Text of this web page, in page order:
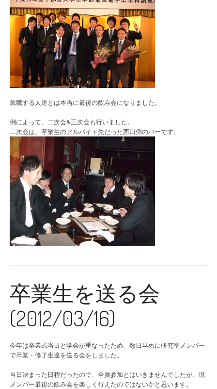
就職する人達とは本当に最後の飲み会になりました。
例によって、二次会&三次会も行いました。
二次会は、卒業生のアルバイト先だった西口側のバーです。
卒業生を送る会
(2012/03/16)
今年は卒業式当日と学会が重なったため、数日早めに研究室メンバー
で卒業・修了生達を送る会をしました。
当日決まった日程だったので、全員参加とはいきませんでしたが、現
メンバー最後の飲み会を楽しく行えたのではないかと思います。